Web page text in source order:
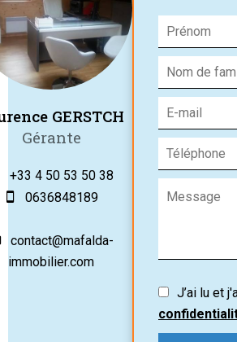
GERSTCH
Gérante
+33 4 50 53 50 38
0636848189
contact@mafalda-
immobilier.com
J’ai lu et